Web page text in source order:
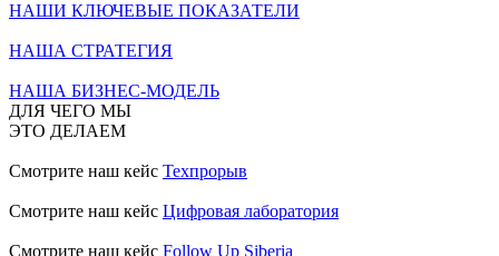
НАШИ КЛЮЧЕВЫЕ ПОКАЗАТЕЛИ
НАША СТРАТЕГИЯ
НАША БИЗНЕС-МОДЕЛЬ
ДЛЯ ЧЕГО МЫ
ЭТО ДЕЛАЕМ
Смотрите наш кейс Техпрорыв
Смотрите наш кейс Цифровая лаборатория
Смотрите наш кейс Follow Up Siberia